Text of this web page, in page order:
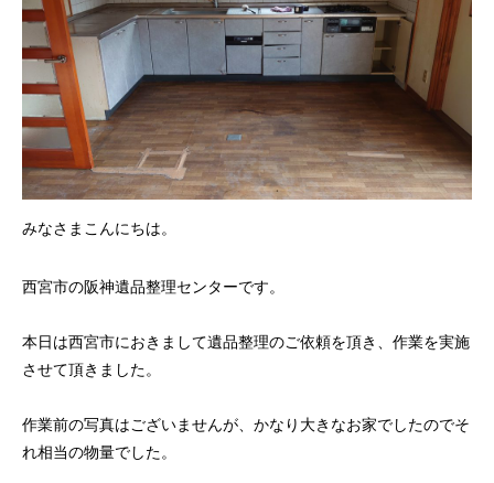
みなさまこんにちは。
西宮市の阪神遺品整理センターです。
本日は西宮市におきまして遺品整理のご依頼を頂き、作業を実施
させて頂きました。
作業前の写真はございませんが、かなり大きなお家でしたのでそ
れ相当の物量でした。